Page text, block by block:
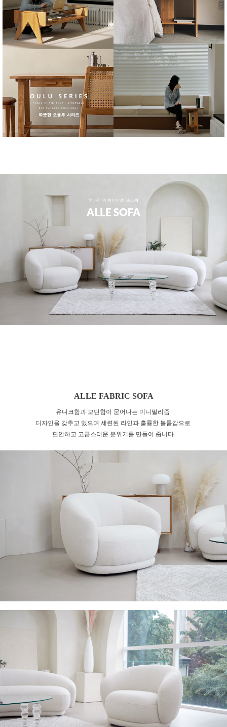
ALLE FABRIC SOFA
유니크함과 모던함이 묻어나는 미니멀리즘
디자인을 갖추고 있으며 세련된 라인과 훌륭한 볼륨감으로
편안하고 고급스러운 분위기를 만들어 줍니다.